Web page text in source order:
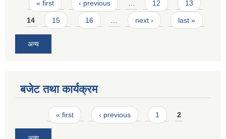
« first ‹ previous … 12 13
14 15 16 … next › last »
अन्य
बजेट तथा कार्यक्रम
Pages« first ‹ previous 1 2